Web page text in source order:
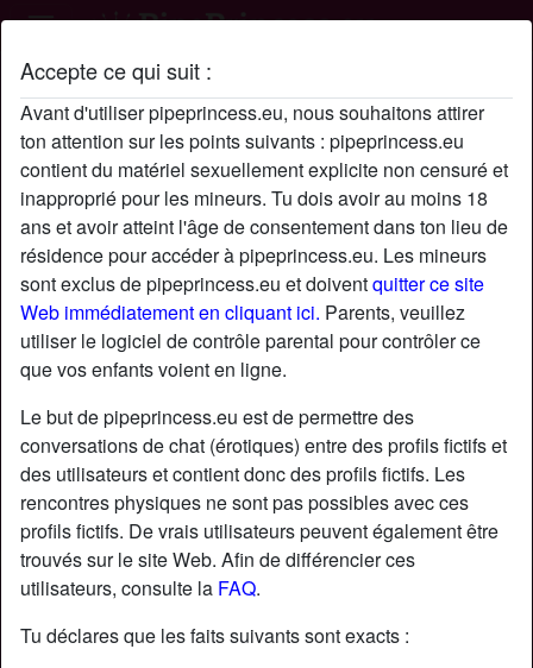
Accepte ce qui suit :
Avant d'utiliser pipeprincess.eu, nous souhaitons attirer
ton attention sur les points suivants : pipeprincess.eu
contient du matériel sexuellement explicite non censuré et
inapproprié pour les mineurs. Tu dois avoir au moins 18
ans et avoir atteint l'âge de consentement dans ton lieu de
résidence pour accéder à pipeprincess.eu. Les mineurs
sont exclus de pipeprincess.eu et doiventquitter ce site
Web immédiatement en cliquant ici. Parents, veuillez
utiliser le logiciel de contrôle parental pour contrôler ce
que vos enfants voient en ligne.
Le but de pipeprincess.eu est de permettre des
conversations de chat (érotiques) entre des profils fictifs et
des utilisateurs et contient donc des profils fictifs. Les
rencontres physiques ne sont pas possibles avec ces
profils fictifs. De vrais utilisateurs peuvent également être
trouvés sur le site Web. Afin de différencier ces
utilisateurs, consulte la FAQ.
Tu déclares que les faits suivants sont exacts :
Profil de Ravaudeur
starAjouter chatDiscuter !
Nickname:
Âge:
22